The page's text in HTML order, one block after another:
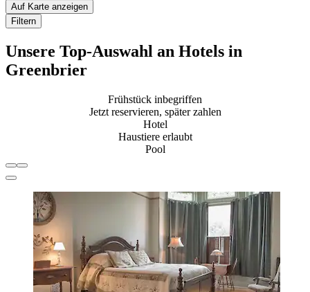
Auf Karte anzeigen
Filtern
Unsere Top-Auswahl an Hotels in
Greenbrier
Frühstück inbegriffen
Jetzt reservieren, später zahlen
Hotel
Haustiere erlaubt
Pool